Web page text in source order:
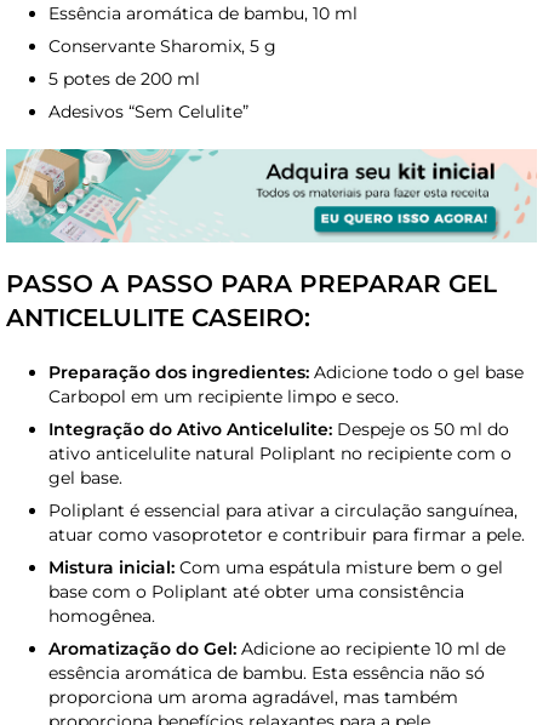
Essência aromática de bambu, 10 ml
Conservante Sharomix, 5 g
5 potes de 200 ml
Adesivos “Sem Celulite”
PASSO A PASSO PARA PREPARAR GEL
ANTICELULITE CASEIRO:
Preparação dos ingredientes: Adicione todo o gel base
Carbopol em um recipiente limpo e seco.
Integração do Ativo Anticelulite: Despeje os 50 ml do
ativo anticelulite natural Poliplant no recipiente com o
gel base.
Poliplant é essencial para ativar a circulação sanguínea,
atuar como vasoprotetor e contribuir para firmar a pele.
Mistura inicial: Com uma espátula misture bem o gel
base com o Poliplant até obter uma consistência
homogênea.
Aromatização do Gel: Adicione ao recipiente 10 ml de
essência aromática de bambu. Esta essência não só
proporciona um aroma agradável, mas também